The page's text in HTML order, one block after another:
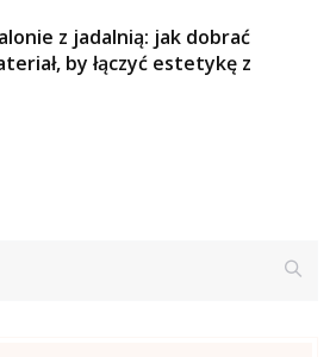
z jadalnią: jak dobrać
by łączyć estetykę z